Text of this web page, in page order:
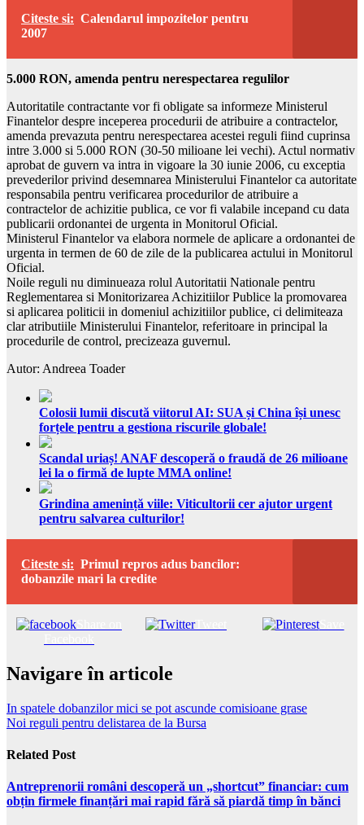
Citeste si: Calendarul impozitelor pentru
2007
5.000 RON, amenda pentru nerespectarea regulilor
Autoritatile contractante vor fi obligate sa informeze Ministerul
Finantelor despre inceperea procedurii de atribuire a contractelor,
amenda prevazuta pentru nerespectarea acestei reguli fiind cuprinsa
intre 3.000 si 5.000 RON (30-50 milioane lei vechi). Actul normativ
aprobat de guvern va intra in vigoare la 30 iunie 2006, cu exceptia
prevederilor privind desemnarea Ministerului Finantelor ca autoritate
responsabila pentru verificarea procedurilor de atribuire a
contractelor de achizitie publica, ce vor fi valabile incepand cu data
publicarii ordonantei de urgenta in Monitorul Oficial.
Ministerul Finantelor va elabora normele de aplicare a ordonantei de
urgenta in termen de 60 de zile de la publicarea actului in Monitorul
Oficial.
Noile reguli nu diminueaza rolul Autoritatii Nationale pentru
Reglementarea si Monitorizarea Achizitiilor Publice la promovarea
si aplicarea politicii in domeniul achizitiilor publice, ci delimiteaza
clar atributiile Ministerului Finantelor, referitoare in principal la
procedurile de control, precizeaza guvernul.
Autor: Andreea Toader
Colosii lumii discută viitorul AI: SUA și China își unesc
forțele pentru a gestiona riscurile globale!
Scandal uriaș! ANAF descoperă o fraudă de 26 milioane
lei la o firmă de lupte MMA online!
Grindina amenință viile: Viticultorii cer ajutor urgent
pentru salvarea culturilor!
Citeste si: Primul repros adus bancilor:
dobanzile mari la credite
Tweet Save
Navigare în articole
In spatele dobanzilor mici se pot ascunde comisioane grase
Noi reguli pentru delistarea de la Bursa
Related Post
Antreprenorii români descoperă un „shortcut” financiar: cum
obțin firmele finanțări mai rapid fără să piardă timp în bănci